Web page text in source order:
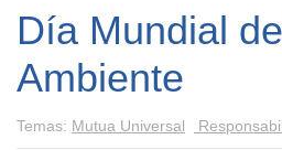
Día Mundial
Ambiente
Temas: Mutua Universal